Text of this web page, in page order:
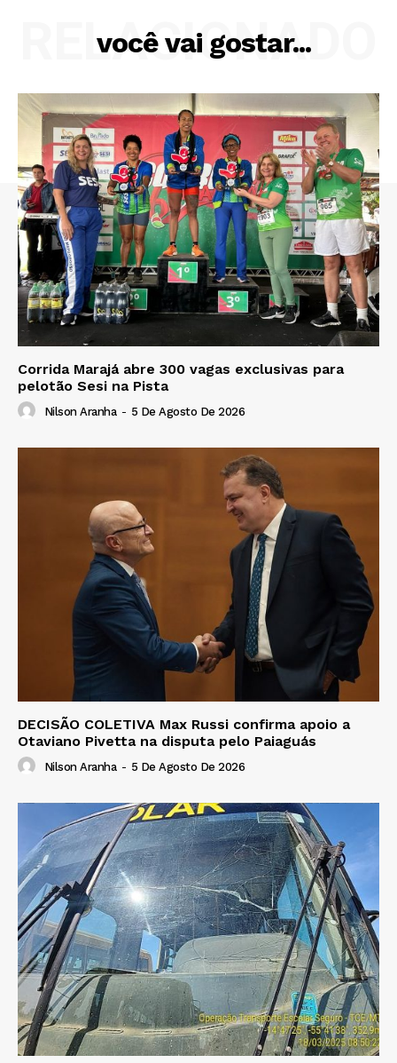
você vai gostar...
RELACIONADO
Corrida Marajá abre 300 vagas exclusivas para
pelotão Sesi na Pista
Nilson Aranha - 5 De Agosto De 2026
DECISÃO COLETIVA Max Russi confirma apoio a
Otaviano Pivetta na disputa pelo Paiaguás
Nilson Aranha - 5 De Agosto De 2026